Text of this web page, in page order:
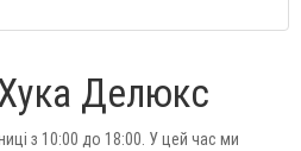
Делюкс
з 10:00 до 18:00. У цей час ми